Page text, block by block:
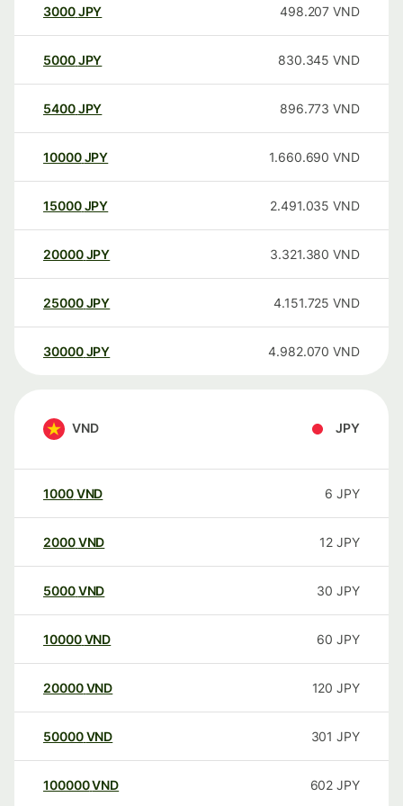
3000JPY 498.207 VND
5000JPY 830.345 VND
5400JPY 896.773 VND
10000 JPY 1.660.690 VND
15000 JPY 2.491.035 VND
20000 JPY 3.321.380 VND
25000 JPY 4.151.725 VND
30000 JPY 4.982.070 VND
VND JPY
1000VND 6 JPY
2000VND 12 JPY
5000VND 30 JPY
10000 VND 60 JPY
20000 VND 120 JPY
50000 VND 301 JPY
100000VND 602 JPY